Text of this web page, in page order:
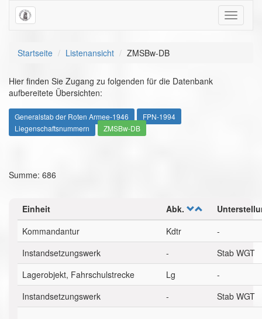
Toggle
Startseite Listenansicht ZMSBw-DB
Hier finden Sie Zugang zu folgenden für die Datenbank
aufbereitete Übersichten:
Generalstab der Roten Armee-1946
FPN-1994
Liegenschaftsnummern
ZMSBw-DB
Summe: 686
Einheit Abk.
Kommandantur
Kdtr
-
Instandsetzungswerk
-
Stab WGT
Lagerobjekt, Fahrschulstrecke
Lg
-
Instandsetzungswerk
- Stab WGT